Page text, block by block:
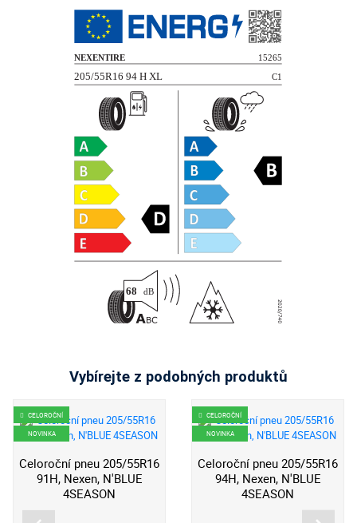
Vybírejte z podobných produktů
CELOROČNÍ
NOVINKA
Celoroční pneu 205/55R16
91H, Nexen, N'BLUE
4SEASON
CELOROČNÍ
NOVINKA
Celoroční pneu 205/55R16
94H, Nexen, N'BLUE
4SEASON